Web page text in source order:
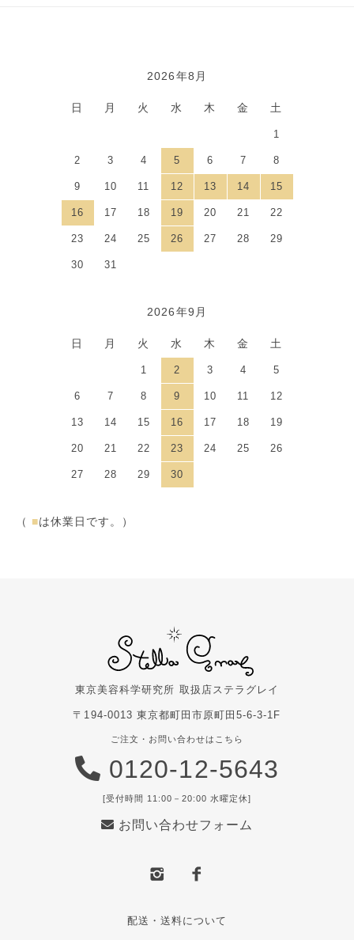
2026年8月
日 月 火 水 木 金 土
1
2 3 4 5 6 7 8
9 10 11 12 13 14 15
16 17 18 19 20 21 22
23 24 25 26 27 28 29
30 31
2026年9月
日 月 火 水 木 金 土
1 2 3 4 5
6 7 8 9 10 11 12
13 14 15 16 17 18 19
20 21 22 23 24 25 26
27 28 29 30
（ ■は休業日です。）
東京美容科学研究所 取扱店 ステラグレイ
〒194-0013 東京都町田市原町田5-6-3-1F
ご注文・お問い合わせはこちら
0120-12-5643
[受付時間 11:00－20:00 水曜定休]
お問い合わせフォーム
配送・送料について